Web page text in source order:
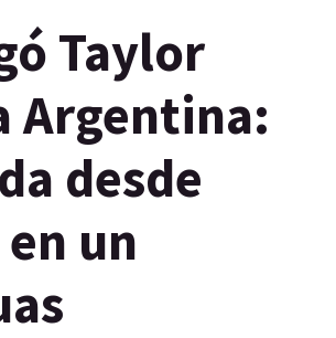
Taylor
Argentina:
desde
un